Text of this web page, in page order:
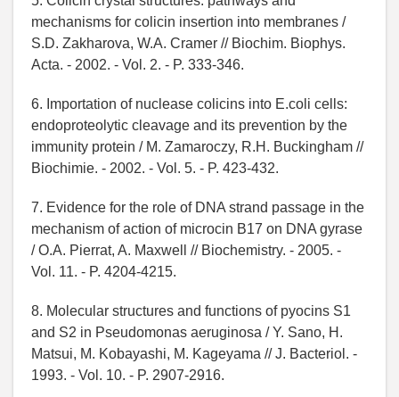
mechanisms for colicin insertion into membranes /
S.D. Zakharova, W.A. Cramer // Biochim. Biophys.
Acta. - 2002. - Vol. 2. - P. 333-346.
6. Importation of nuclease colicins into E.coli cells:
endoproteolytic cleavage and its prevention by the
immunity protein / M. Zamaroczy, R.H. Buckingham //
Biochimie. - 2002. - Vol. 5. - P. 423-432.
7. Evidence for the role of DNA strand passage in the
mechanism of action of microcin B17 on DNA gyrase
/ O.A. Pierrat, A. Maxwell // Biochemistry. - 2005. -
Vol. 11. - P. 4204-4215.
8. Molecular structures and functions of pyocins S1
and S2 in Pseudomonas aeruginosa / Y. Sano, H.
Matsui, M. Kobayashi, M. Kageyama // J. Bacteriol. -
1993. - Vol. 10. - P. 2907-2916.